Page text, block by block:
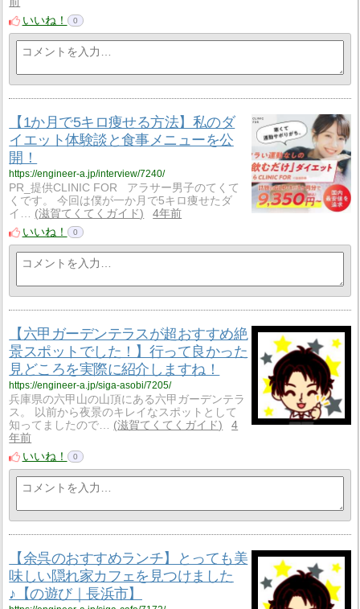
いいね！
0
【1か月で5キロ痩せる方法】私のダ
イエット体験談と食事メニューを公
開！
https://engineer-a.jp/interview/7240/
PR_提供CLINIC FOR アラサー男子のてくて
くです。 今回は僕が一か月で5キロ痩せたダ
イ…
滋賀てくてくガイド
4年前
いいね！
0
【六甲ガーデンテラスが超おすすめ絶
景スポットでした！】行って良かった
見どころを実際に紹介しますね！
https://engineer-a.jp/siga-asobi/7205/
兵庫県の六甲山の山頂にある六甲ガーデンテラ
ス。 以前から夜景のキレイなスポットとして
知ってましたので…
滋賀てくてくガイド
4
年前
いいね！
0
【余呉のおすすめランチ】とっても美
味しい隠れ家カフェを見つけました
♪【の遊び｜長浜市】